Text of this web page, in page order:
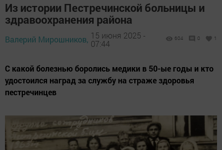
Из истории Пестречинской больницы и
здравоохранения района
Валерий Мирошников, 15 июня 2025 -
07:44
604 0 1
С какой болезнью боролись медики в 50-ые годы и кто
удостоился наград за службу на страже здоровья
пестречинцев